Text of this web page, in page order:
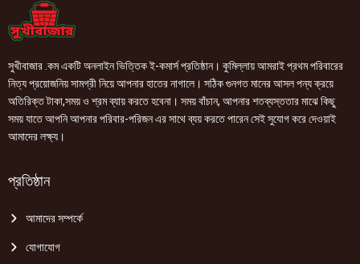
সুখীবাজার .কম একটি অনলাইন ভিত্তিক ই-কমার্স প্রতিষ্ঠান। কুমিল্লায় আমরাই প্রথম পরিবারের
নিত্য প্রয়োজনিয় সামগ্রী নিয়ে আপনার হাতের নাগালে। সঠিক গুনগত মানের আসল পন্য ক্রয়ে
অতিরিক্ত টাকা,সময় ও শ্রম ব্যায় করতে হবেনা। সময় বাঁচান, আপনার শতব্যস্ততার মাঝে কিছু
সময় যাতে আপনি আপনার পরিবার-পরিজন এর সাথে ব্যয় করতে পারেন সেই সুযোগ করে দেওয়াই
আমাদের লক্ষ্য।
প্রতিষ্ঠান
আমাদের সম্পর্কে
যোগাযোগ